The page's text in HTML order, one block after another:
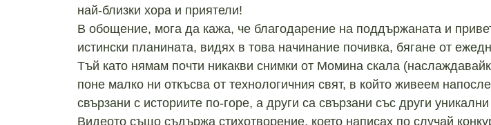
най-близки хора и приятели!
В обощение, мога да кажа, че благодарение на поддържаната и
истински планината, видях в това начинание почивка, бягане от
Тъй като нямам почти никакви снимки от Момина скала
поне малко ни откъсва от технологичния свят, в който живеем
свързани с историите по-горе, а други са свързани със други
Видеото също съдържа стихотворение, което написах по случай